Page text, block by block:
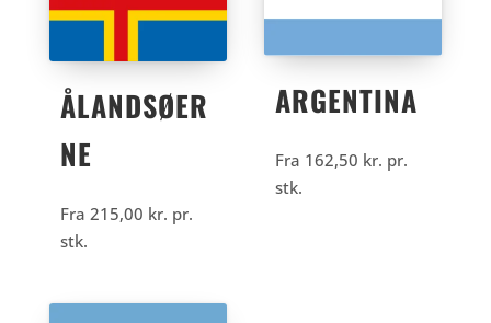
ÅLANDSØER
NE
Fra 215,00 kr. pr.
stk.
ARGENTINA
Fra 162,50 kr. pr.
stk.